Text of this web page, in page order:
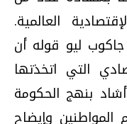
العالمية.
جاكوب ليو قوله أن
التي اتخذتها
بنهج الحكومة
وإيضاح